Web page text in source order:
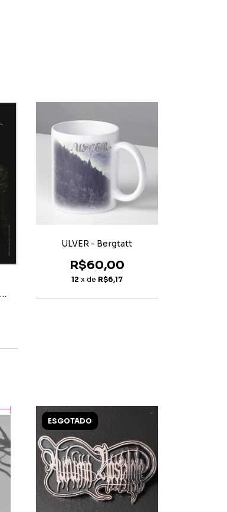
ULVER - Bergtatt
R$60,00
12 x de R$6,17
ESGOTADO